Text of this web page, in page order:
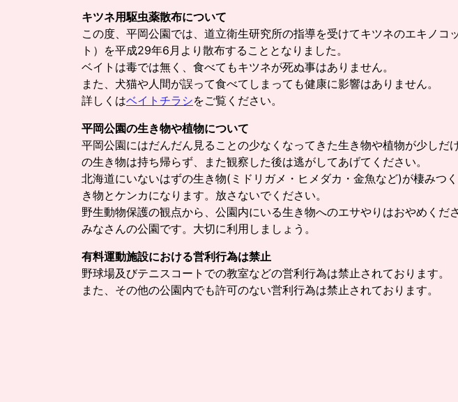
キツネ用駆虫薬散布について
この度、平岡公園では、道立衛生研究所の指導を受けてキツネのエキノコ
ト）を平成29年6月より散布することとなりました。
ベイトは毒では無く、食べてもキツネが死ぬ事はありません。
また、犬猫や人間が誤って食べてしまっても健康に影響はありません。
詳しくはベイトチラシをご覧ください。
平岡公園の生き物や植物について
平岡公園にはだんだん見ることの少なくなってきた生き物や植物が少しだ
の生き物は持ち帰らず、また観察した後は逃がしてあげてください。
北海道にいないはずの生き物(ミドリガメ・ヒメダカ・金魚など)が棲みつ
き物とケンカになります。放さないでください。
野生動物保護の観点から、公園内にいる生き物へのエサやりはおやめくださ
みなさんの公園です。大切に利用しましょう。
有料運動施設における営利行為は禁止
野球場及びテニスコートでの教室などの営利行為は禁止されております。
また、その他の公園内でも許可のない営利行為は禁止されております。